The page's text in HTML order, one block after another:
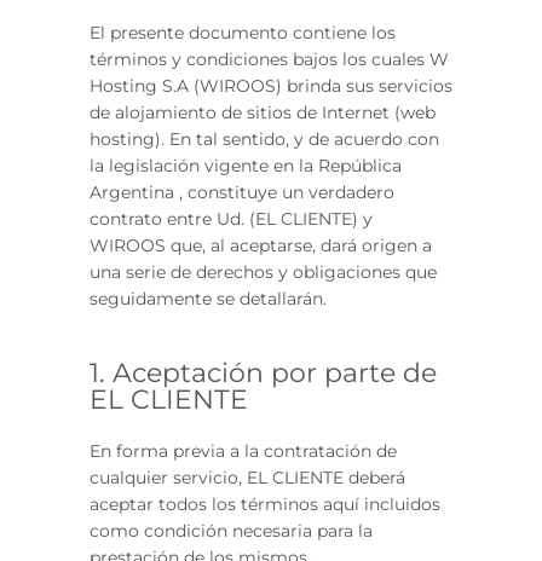
El presente documento contiene los
términos y condiciones bajos los cuales W
Hosting S.A (WIROOS) brinda sus servicios
de alojamiento de sitios de Internet (web
hosting). En tal sentido, y de acuerdo con
la legislación vigente en la República
Argentina , constituye un verdadero
contrato entre Ud. (EL CLIENTE) y
WIROOS que, al aceptarse, dará origen a
una serie de derechos y obligaciones que
seguidamente se detallarán.
1. Aceptación por parte de
EL CLIENTE
En forma previa a la contratación de
cualquier servicio, EL CLIENTE deberá
aceptar todos los términos aquí incluidos
como condición necesaria para la